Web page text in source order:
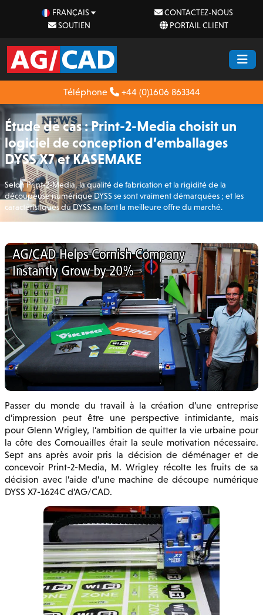
FRANÇAIS
CONTACTEZ-NOUS
SOUTIEN
PORTAIL CLIENT
Téléphone +44 (0)1606 863344
Étude de cas : Print-2-Media choisit un
logiciel de conception d’emballages
DYSS X7 et KASEMAKE
Selon Print-2-Media, la qualité de fabrication et la rigidité de la
découpeuse numérique DYSS se sont vraiment démarquées ; et les
caractéristiques du DYSS en font la meilleure offre du marché.
Passer du monde du travail à la création d’une entreprise
d’impression peut être une perspective intimidante, mais
pour Glenn Wrigley, l’ambition de quitter la vie urbaine pour
la côte des Cornouailles était la seule motivation nécessaire.
Sept ans après avoir pris la décision de déménager et de
concevoir Print-2-Media, M. Wrigley récolte les fruits de sa
décision avec l’aide d’une machine de découpe numérique
DYSS X7-1624C d’AG/CAD.